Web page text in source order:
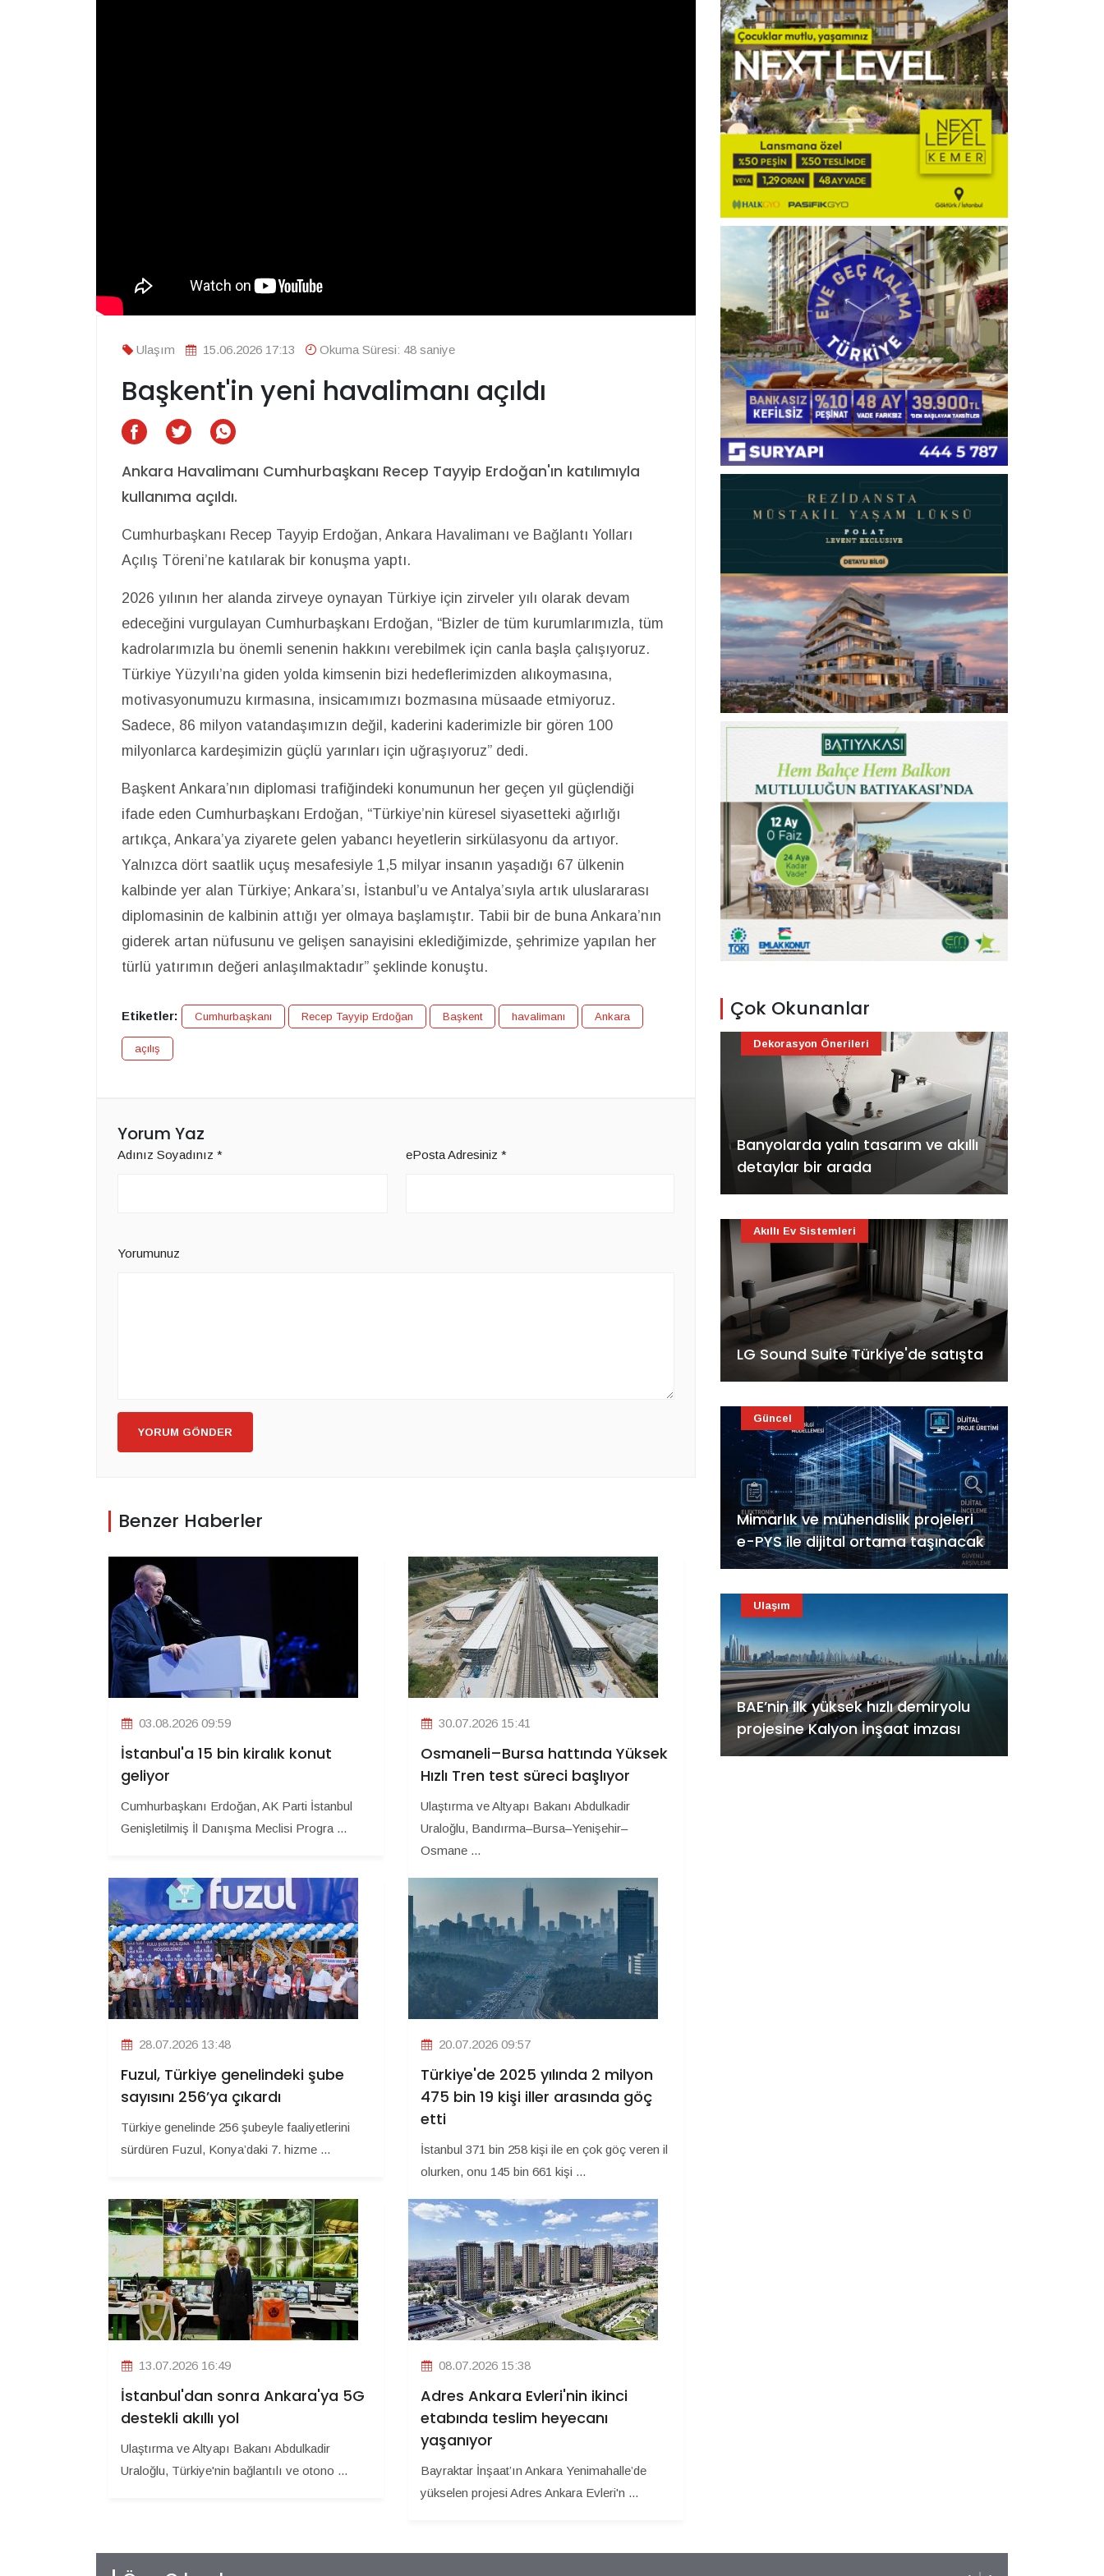
Ulaşım 15.06.2026 17:13 Okuma Süresi: 48 saniye
Başkent'in yeni havalimanı açıldı
Ankara Havalimanı Cumhurbaşkanı Recep Tayyip Erdoğan'ın katılımıyla
kullanıma açıldı.
Cumhurbaşkanı Recep Tayyip Erdoğan, Ankara Havalimanı ve Bağlantı Yolları
Açılış Töreni’ne katılarak bir konuşma yaptı.
2026 yılının her alanda zirveye oynayan Türkiye için zirveler yılı olarak devam
edeceğini vurgulayan Cumhurbaşkanı Erdoğan, “Bizler de tüm kurumlarımızla, tüm
kadrolarımızla bu önemli senenin hakkını verebilmek için canla başla çalışıyoruz.
Türkiye Yüzyılı’na giden yolda kimsenin bizi hedeflerimizden alıkoymasına,
motivasyonumuzu kırmasına, insicamımızı bozmasına müsaade etmiyoruz.
Sadece, 86 milyon vatandaşımızın değil, kaderini kaderimizle bir gören 100
milyonlarca kardeşimizin güçlü yarınları için uğraşıyoruz” dedi.
Başkent Ankara’nın diplomasi trafiğindeki konumunun her geçen yıl güçlendiği
ifade eden Cumhurbaşkanı Erdoğan, “Türkiye’nin küresel siyasetteki ağırlığı
artıkça, Ankara’ya ziyarete gelen yabancı heyetlerin sirkülasyonu da artıyor.
Yalnızca dört saatlik uçuş mesafesiyle 1,5 milyar insanın yaşadığı 67 ülkenin
kalbinde yer alan Türkiye; Ankara’sı, İstanbul’u ve Antalya’sıyla artık uluslararası
diplomasinin de kalbinin attığı yer olmaya başlamıştır. Tabii bir de buna Ankara’nın
giderek artan nüfusunu ve gelişen sanayisini eklediğimizde, şehrimize yapılan her
türlü yatırımın değeri anlaşılmaktadır” şeklinde konuştu.
Etiketler: Cumhurbaşkanı Recep Tayyip Erdoğan Başkent havalimanı Ankara
açılış
Yorum Yaz
Adınız Soyadınız * ePosta Adresiniz *
Yorumunuz
YORUM GÖNDER
Benzer Haberler
03.08.2026 09:59
İstanbul'a 15 bin kiralık konut
geliyor
Cumhurbaşkanı Erdoğan, AK Parti İstanbul
Genişletilmiş İl Danışma Meclisi Progra ...
30.07.2026 15:41
Osmaneli–Bursa hattında Yüksek
Hızlı Tren test süreci başlıyor
Ulaştırma ve Altyapı Bakanı Abdulkadir
Uraloğlu, Bandırma–Bursa–Yenişehir–
Osmane ...
28.07.2026 13:48
Fuzul, Türkiye genelindeki şube
sayısını 256’ya çıkardı
Türkiye genelinde 256 şubeyle faaliyetlerini
sürdüren Fuzul, Konya’daki 7. hizme ...
20.07.2026 09:57
Türkiye'de 2025 yılında 2 milyon
475 bin 19 kişi iller arasında göç
etti
İstanbul 371 bin 258 kişi ile en çok göç veren il
olurken, onu 145 bin 661 kişi ...
13.07.2026 16:49
İstanbul'dan sonra Ankara'ya 5G
destekli akıllı yol
Ulaştırma ve Altyapı Bakanı Abdulkadir
Uraloğlu, Türkiye'nin bağlantılı ve otono ...
08.07.2026 15:38
Adres Ankara Evleri'nin ikinci
etabında teslim heyecanı
yaşanıyor
Bayraktar İnşaat’ın Ankara Yenimahalle’de
yükselen projesi Adres Ankara Evleri'n ...
Çok Okunanlar
Banyolarda yalın tasarım ve akıllı
detaylar bir arada
Dekorasyon Önerileri
LG Sound Suite Türkiye'de satışta
Akıllı Ev Sistemleri
Mimarlık ve mühendislik projeleri
e-PYS ile dijital ortama taşınacak
Güncel
BAE’nin ilk yüksek hızlı demiryolu
projesine Kalyon İnşaat imzası
Ulaşım